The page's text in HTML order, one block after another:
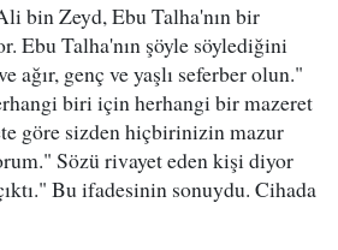
bin Zeyd, Ebu Talha'nın bir
Ebu Talha'nın şöyle söylediğini
genç ve yaşlı seferber olun."
biri için herhangi bir mazeret
göre sizden hiçbirinizin mazur
Sözü rivayet eden kişi diyor
Bu ifadesinin sonuydu. Cihada